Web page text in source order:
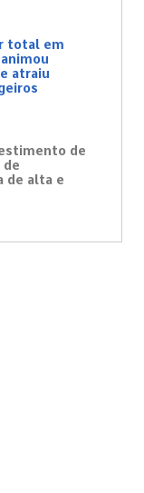
total em
atraiu
de
de
de alta e